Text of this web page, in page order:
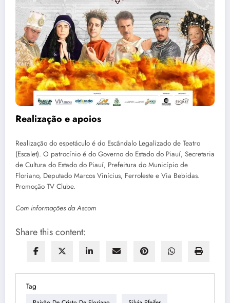
Realização e apoios
Realização do espetáculo é do Escândalo Legalizado de Teatro
(Escalet). O patrocínio é do Governo do Estado do Piauí, Secretaria
de Cultura do Estado do Piauí, Prefeitura do Município de
Floriano, Deputado Marcos Vinícius, Ferroleste e Via Bebidas.
Promoção TV Clube.
Com informações da Ascom
Share this content:
Tag